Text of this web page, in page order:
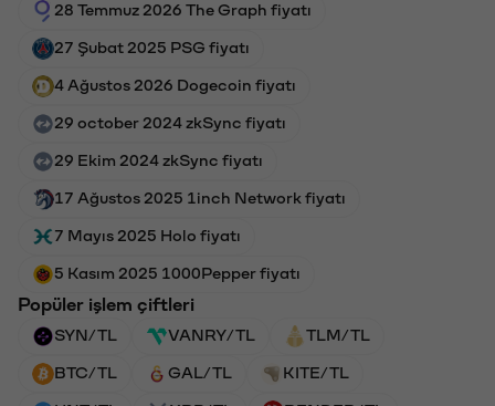
28 Temmuz 2026 The Graph fiyatı
27 Şubat 2025 PSG fiyatı
4 Ağustos 2026 Dogecoin fiyatı
29 october 2024 zkSync fiyatı
29 Ekim 2024 zkSync fiyatı
17 Ağustos 2025 1inch Network fiyatı
7 Mayıs 2025 Holo fiyatı
5 Kasım 2025 1000Pepper fiyatı
Popüler işlem çiftleri
SYN/TL VANRY/TL TLM/TL
BTC/TL GAL/TL KITE/TL